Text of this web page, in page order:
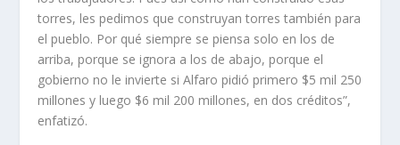
torres, les pedimos que construyan torres también para
el pueblo. Por qué siempre se piensa solo en los de
arriba, porque se ignora a los de abajo, porque el
gobierno no le invierte si Alfaro pidió primero $5 mil 250
millones y luego $6 mil 200 millones, en dos créditos”,
enfatizó.